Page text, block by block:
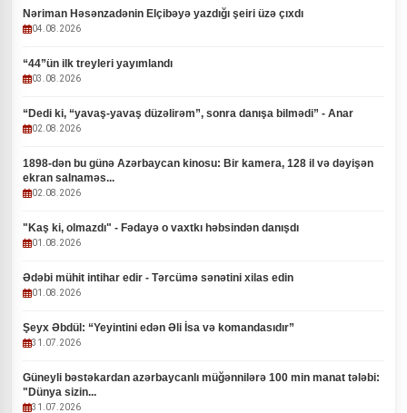
Nəriman Həsənzadənin Elçibəyə yazdığı şeiri üzə çıxdı
04.08.2026
“44”ün ilk treyleri yayımlandı
03.08.2026
“Dedi ki, “yavaş-yavaş düzəlirəm”, sonra danışa bilmədi” - Anar
02.08.2026
1898-dən bu günə Azərbaycan kinosu: Bir kamera, 128 il və dəyişən
ekran salnaməs...
02.08.2026
"Kaş ki, olmazdı" - Fədayə o vaxtkı həbsindən danışdı
01.08.2026
Ədəbi mühit intihar edir - Tərcümə sənətini xilas edin
01.08.2026
Şeyx Əbdül: “Yeyintini edən Əli İsa və komandasıdır”
31.07.2026
Güneyli bəstəkardan azərbaycanlı müğənnilərə 100 min manat tələbi:
"Dünya sizin...
31.07.2026